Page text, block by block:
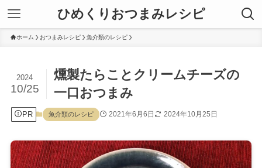
ひめくりおつまみレシピ
ホーム おつまみレシピ 魚介類のレシピ
燻製たらことクリームチーズの
一口おつまみ
2024
10/25
PR 魚介類のレシピ 2021年6月6日 2024年10月25日